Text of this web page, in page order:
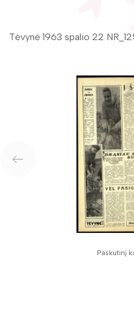
Tėvynė 1963 spalio 22
Paskutinį